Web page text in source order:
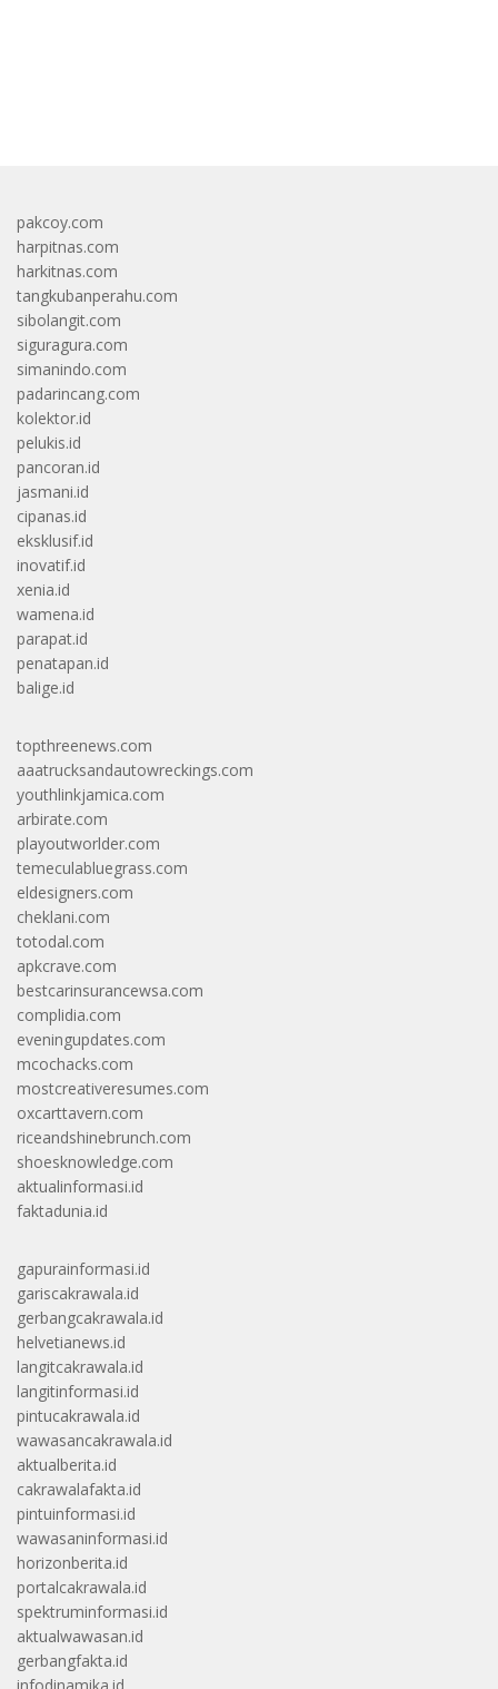
pakcoy.com
harpitnas.com
harkitnas.com
tangkubanperahu.com
sibolangit.com
siguragura.com
simanindo.com
padarincang.com
kolektor.id
pelukis.id
pancoran.id
jasmani.id
cipanas.id
eksklusif.id
inovatif.id
xenia.id
wamena.id
parapat.id
penatapan.id
balige.id
topthreenews.com
aaatrucksandautowreckings.com
youthlinkjamica.com
arbirate.com
playoutworlder.com
temeculabluegrass.com
eldesigners.com
cheklani.com
totodal.com
apkcrave.com
bestcarinsurancewsa.com
complidia.com
eveningupdates.com
mcochacks.com
mostcreativeresumes.com
oxcarttavern.com
riceandshinebrunch.com
shoesknowledge.com
aktualinformasi.id
faktadunia.id
gapurainformasi.id
gariscakrawala.id
gerbangcakrawala.id
helvetianews.id
langitcakrawala.id
langitinformasi.id
pintucakrawala.id
wawasancakrawala.id
aktualberita.id
cakrawalafakta.id
pintuinformasi.id
wawasaninformasi.id
horizonberita.id
portalcakrawala.id
spektruminformasi.id
aktualwawasan.id
gerbangfakta.id